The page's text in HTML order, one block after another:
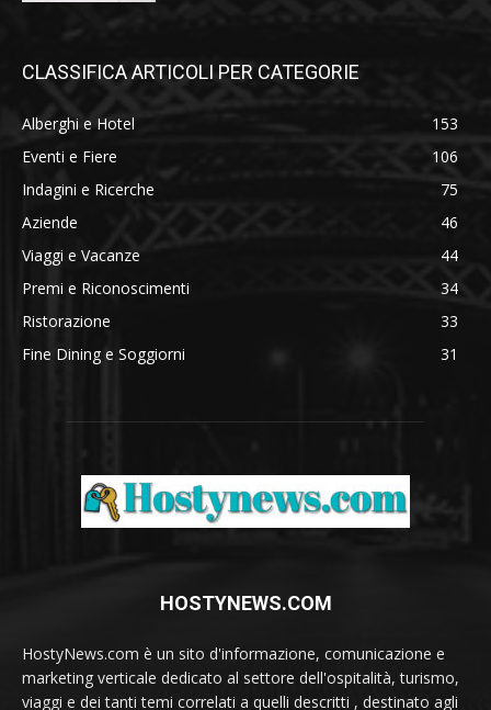
CLASSIFICA ARTICOLI PER CATEGORIE
Alberghi e Hotel
153
Eventi e Fiere
106
Indagini e Ricerche
75
Aziende
46
Viaggi e Vacanze
44
Premi e Riconoscimenti
34
Ristorazione
33
Fine Dining e Soggiorni
31
HOSTYNEWS.COM
HostyNews.com è un sito d'informazione, comunicazione e
marketing verticale dedicato al settore dell'ospitalità, turismo,
viaggi e dei tanti temi correlati a quelli descritti , destinato agli